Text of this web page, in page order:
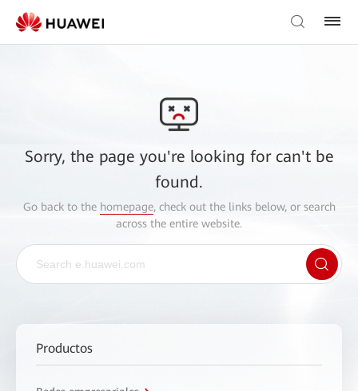
Sorry, the page you're looking for can't be
found.
Go back to the homepage, check out the links below, or search
across the entire website.
Productos